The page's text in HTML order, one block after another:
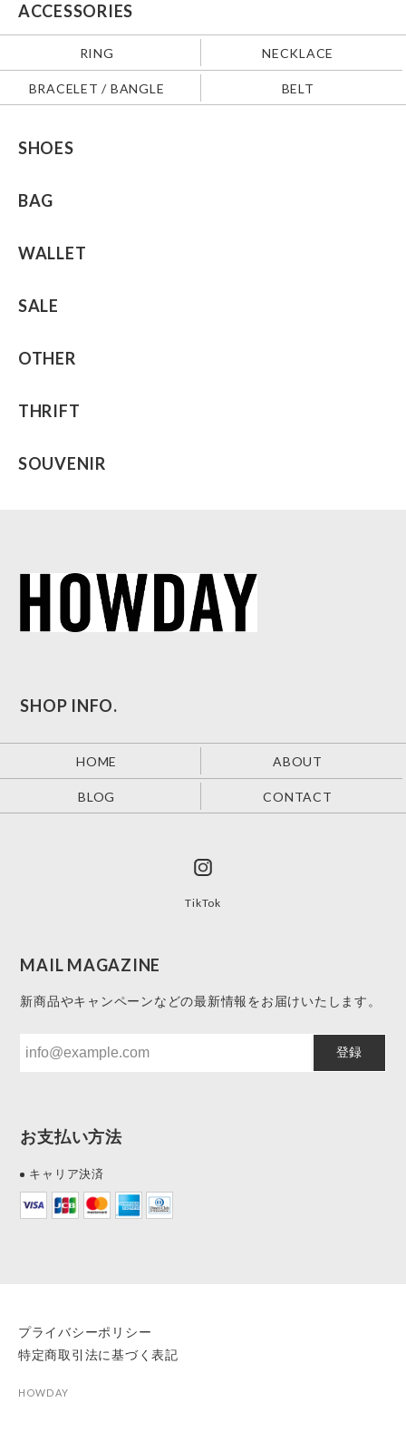
ACCESSORIES
RING NECKLACE
BRACELET / BANGLE BELT
SHOES
BAG
WALLET
SALE
OTHER
THRIFT
SOUVENIR
SHOP INFO.
HOME ABOUT
BLOG CONTACT
TikTok
MAIL MAGAZINE
新商品やキャンペーンなどの最新情報をお届けいたします。
登録
お支払い方法
キャリア決済
プライバシーポリシー
特定商取引法に基づく表記
HOWDAY